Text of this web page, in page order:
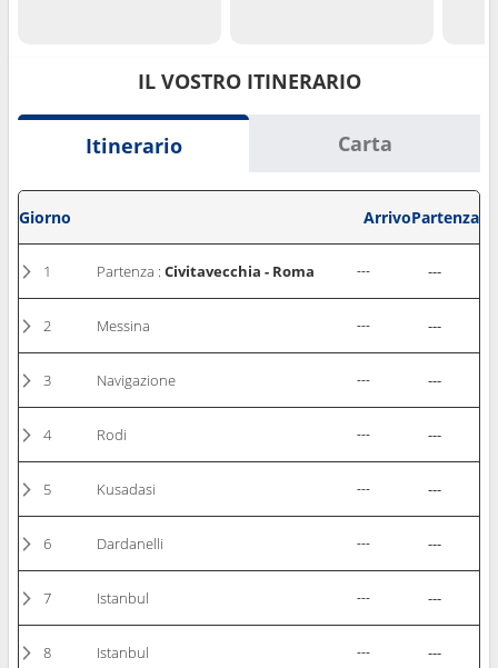
IL VOSTRO ITINERARIO
Itinerario Carta
Giorno ArrivoPartenza
1 Partenza :Civitavecchia - Roma --- ---
2 Messina --- ---
3 Navigazione --- ---
4 Rodi --- ---
5 Kusadasi --- ---
6 Dardanelli --- ---
7 Istanbul --- ---
8 Istanbul --- ---